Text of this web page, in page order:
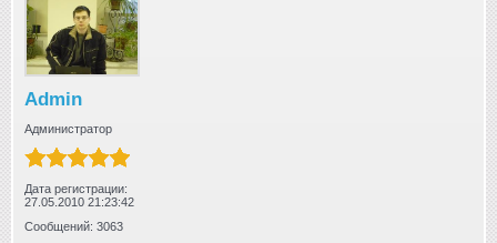
Admin
Администратор
Дата регистрации:
27.05.2010 21:23:42
Сообщений: 3063